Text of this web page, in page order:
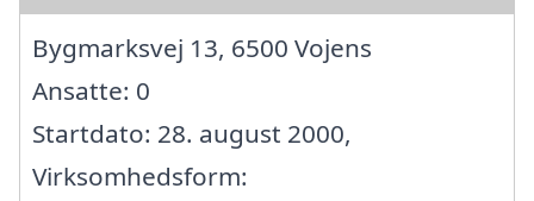
Bygmarksvej 13, 6500 Vojens
Ansatte: 0
Startdato: 28. august 2000,
Virksomhedsform: